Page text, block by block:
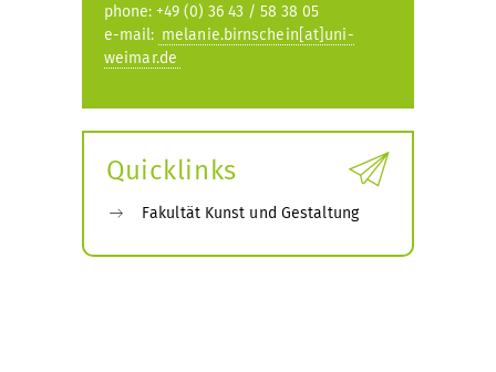
phone: +49 (0) 36 43 / 58 38 05
e-mail: melanie.birnschein[at]uni-
weimar.de
Quicklinks
Fakultät Kunst und Gestaltung